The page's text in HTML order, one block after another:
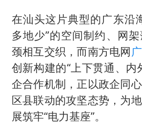
改名后的“
“空调24小
在汕头这片典型的广东沿
多地少”的空间制约、网
颈相互交织，而南方电网
创新构建的“上下贯通、内
企合作机制，正以政企同心
区县联动的攻坚态势，为
展筑牢“电力基座”。